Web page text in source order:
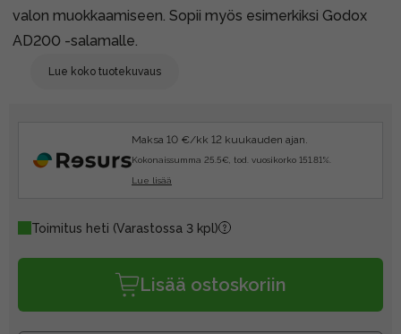
valon muokkaamiseen. Sopii myös esimerkiksi Godox
AD200 -salamalle.
Lue koko tuotekuvaus
Maksa 10 €/kk 12 kuukauden ajan.
Kokonaissumma 25.5€, tod. vuosikorko 151.81%.
Lue lisää
Toimitus heti (Varastossa 3 kpl)
Lisää ostoskoriin